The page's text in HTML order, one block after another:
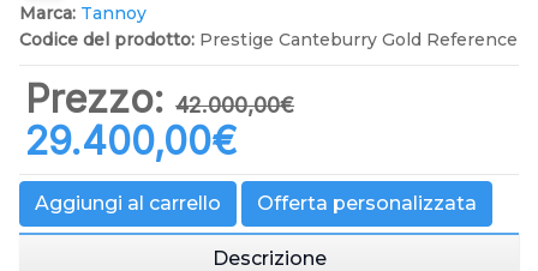
Marca: Tannoy
Codice del prodotto: Prestige Canteburry Gold Reference
Prezzo: 42.000,00‎€
29.400,00‎€
Aggiungi al carrello Offerta personalizzata
Descrizione